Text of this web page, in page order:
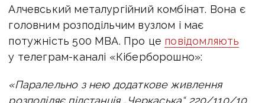
Алчевський металургійний комбінат. Вона є
головним розподільчим вузлом і має
потужність 500 МВА. Про це повідомляють
у телеграм-каналі «Кіберборошно»:
«Паралельно з нею додаткове живлення
розподіляє підстанція „Черкаська“ 220/110/10